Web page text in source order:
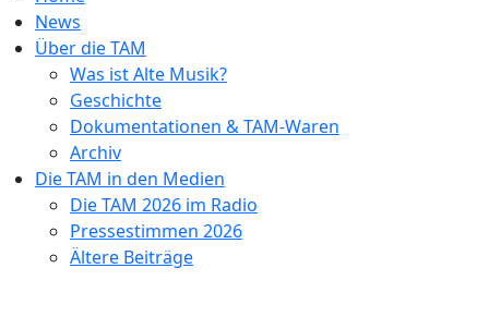
News
Über die TAM
Was ist Alte Musik?
Geschichte
Dokumentationen & TAM-Waren
Archiv
Die TAM in den Medien
Die TAM 2026 im Radio
Pressestimmen 2026
Ältere Beiträge